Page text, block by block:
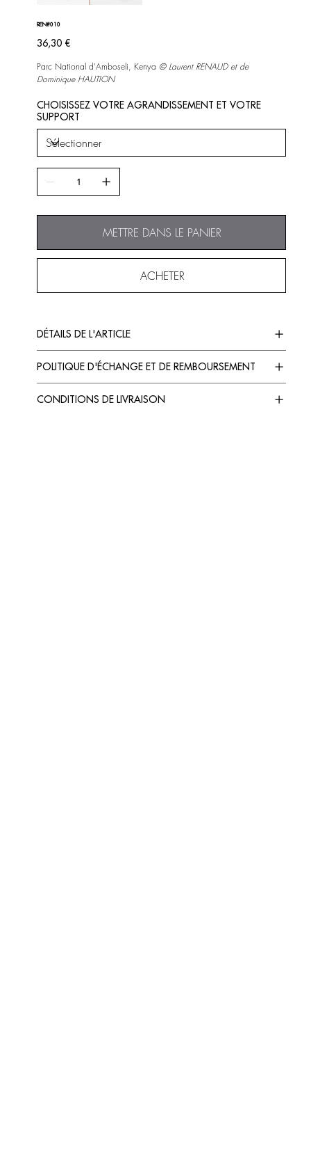
REN#010
Prix
36,30 €
Parc National d'Amboseli, Kenya © Laurent RENAUD et de
Dominique HAUTION
CHOISISSEZ VOTRE AGRANDISSEMENT ET VOTRE
SUPPORT
METTRE DANS LE PANIER
ACHETER
DÉTAILS DE L'ARTICLE
POLITIQUE D'ÉCHANGE ET DE REMBOURSEMENT
CONDITIONS DE LIVRAISON